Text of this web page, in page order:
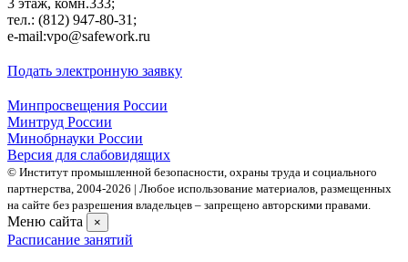
3 этаж, комн.333;
тел.: (812) 947-80-31;
е-mail:vpo@safework.ru
Подать электронную заявку
Минпросвещения России
Минтруд России
Минобрнауки России
Версия для слабовидящих
© Институт промышленной безопасности, охраны труда и социального
партнерства, 2004- 2026 | Любое использование материалов, размещенных
на сайте без разрешения владельцев – запрещено авторскими правами.
Меню сайта ×
Расписание занятий